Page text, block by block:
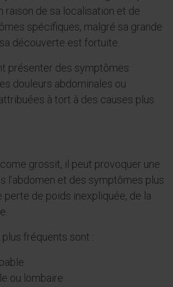
raison de sa localisation et de
spécifiques, malgré sa grande
découverte est fortuite.
présenter des symptômes
douleurs abdominales ou
à tort à des causes plus
grossit, il peut provoquer une
l’abdomen et des symptômes plus
perte de poids inexpliquée, de la
fréquents sont :
ou lombaire